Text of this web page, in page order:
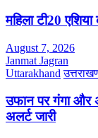
महिला टी20
August 7, 2026
Janmat Jagran
Uttarakhand
उफान पर गंगा
अलर्ट जारी